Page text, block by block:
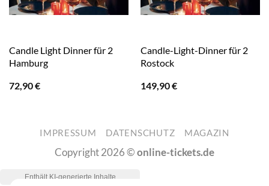
Candle Light Dinner für 2
Hamburg
72,90€
Candle-Light-Dinner für 2
Rostock
149,90€
IMPRESSUM DATENSCHUTZ MAGAZIN
Copyright 2026 ©online-tickets.de